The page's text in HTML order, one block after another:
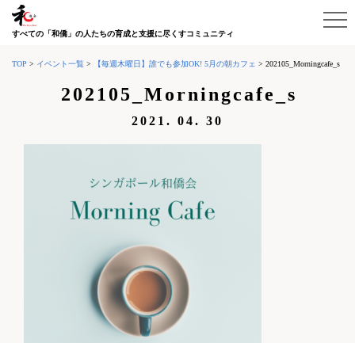
すべての「和僑」の人たちの育成と支援に尽くすコミュニティ
TOP > イベント一覧 > 【毎週木曜日】誰でも参加OK! 5月の朝カフェ > 202105_Morningcafe_s
202105_Morningcafe_s
2021. 04. 30